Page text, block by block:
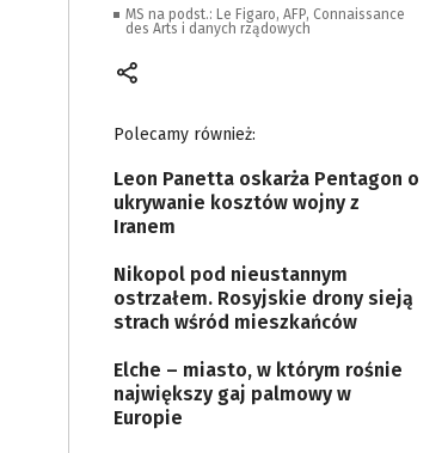
MS na podst.: Le Figaro, AFP, Connaissance
des Arts i danych rządowych
Polecamy również:
Leon Panetta oskarża Pentagon o
ukrywanie kosztów wojny z
Iranem
Nikopol pod nieustannym
ostrzałem. Rosyjskie drony sieją
strach wśród mieszkańców
Elche – miasto, w którym rośnie
największy gaj palmowy w
Europie